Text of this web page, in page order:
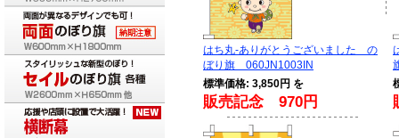
はち丸-ありがとうございました の
ぼり旗 060JN1003IN
標準価格: 3,850円 を
販売記念 970円